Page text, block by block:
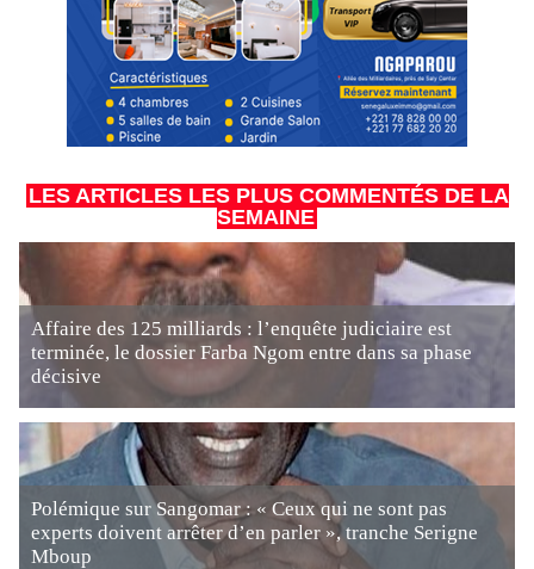
LES ARTICLES LES PLUS COMMENTÉS DE LA
SEMAINE
Affaire des 125 milliards : l’enquête judiciaire est
terminée, le dossier Farba Ngom entre dans sa phase
décisive
Polémique sur Sangomar : « Ceux qui ne sont pas
experts doivent arrêter d’en parler », tranche Serigne
Mboup